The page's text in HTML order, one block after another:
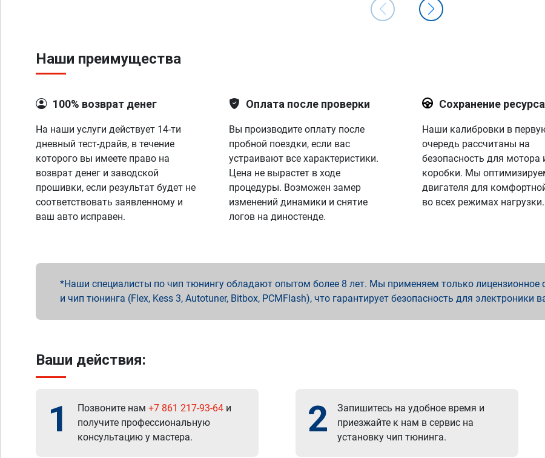
Наши преимущества
100% возврат денег
На наши услуги действует 14-ти
дневный тест-драйв, в течение
которого вы имеете право на
возврат денег и заводской
прошивки, если результат будет не
соответствовать заявленному и
ваш авто исправен.
Оплата после проверки
Вы производите оплату после
пробной поездки, если вас
устраивают все характеристики.
Цена не вырастет в ходе
процедуры. Возможен замер
изменений динамики и снятие
логов на диностенде.
Сохранение ресурса
Наши калибровки в
очередь рассчитаны на
безопасность для мотора
коробки. Мы
двигателя для
во всех режимах нагрузки.
Наши специалисты по чип тюнингу обладают опытом более 8 лет. Мы применяем только лицензионное
и чип тюнинга (Flex, Kess 3, Autotuner, Bitbox, PCMFlash), что гарантирует безопасность для электроники
Ваши действия:
1 Позвоните нам +7 861 217-93-64 и
получите профессиональную
консультацию у мастера.
2
Запишитесь на удобное время и
приезжайте к нам в сервис на
установку чип тюнинга.